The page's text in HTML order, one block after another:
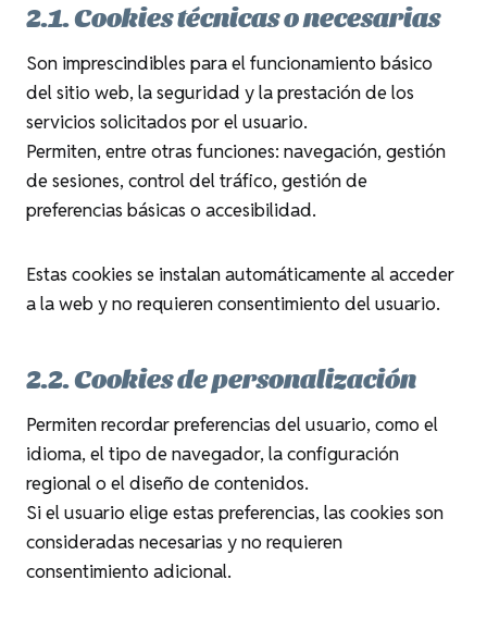
2.1. Cookies técnicas o necesarias
Son imprescindibles para el funcionamiento básico
del sitio web, la seguridad y la prestación de los
servicios solicitados por el usuario.
Permiten, entre otras funciones: navegación, gestión
de sesiones, control del tráfico, gestión de
preferencias básicas o accesibilidad.
Estas cookies se instalan automáticamente al acceder
a la web y no requieren consentimiento del usuario.
2.2. Cookies de personalización
Permiten recordar preferencias del usuario, como el
idioma, el tipo de navegador, la configuración
regional o el diseño de contenidos.
Si el usuario elige estas preferencias, las cookies son
consideradas necesarias y no requieren
consentimiento adicional.